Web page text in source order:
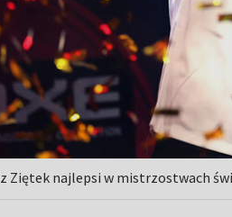
Ziętek najlepsi w mistrzostwach